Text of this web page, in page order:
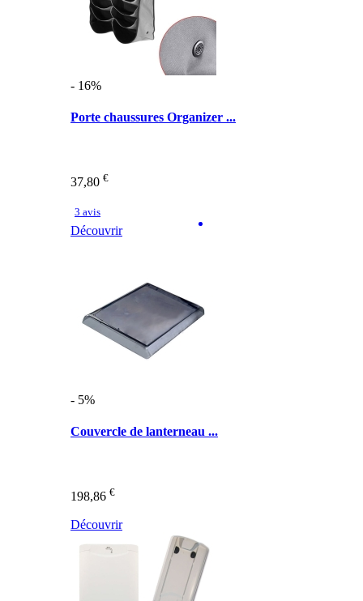
- 16%
Porte chaussures Organizer ...
37,80 €
3 avis
Découvrir
- 5%
Couvercle de lanterneau ...
198,86 €
Découvrir